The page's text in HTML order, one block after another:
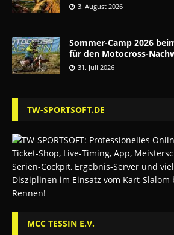
3. August 2026
Sommer-Camp 2026
für den Motocross-
31. Juli 2026
TW-SPORTSOFT.DE
MCC TESSIN E.V.